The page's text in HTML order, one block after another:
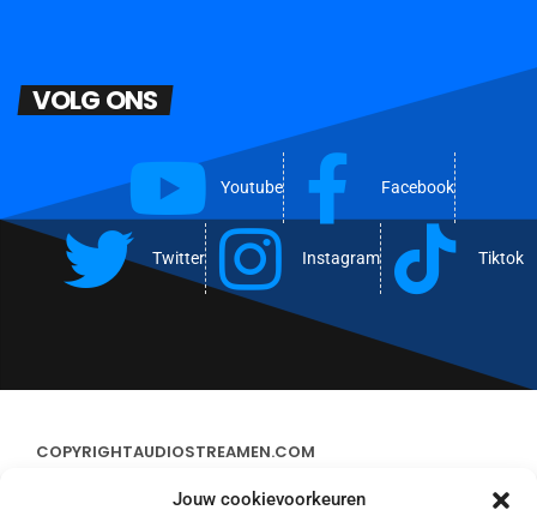
Jouw cookievoorkeuren
VOLG ONS
Youtube Facebook
Twitter Instagram Tiktok
COPYRIGHTAUDIOSTREAMEN.COM